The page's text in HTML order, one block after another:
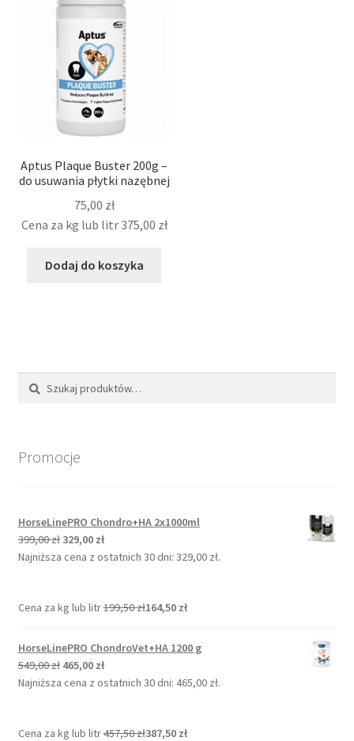
Aptus Plaque Buster 200g –
do usuwania płytki nazębnej
75,00 zł
Cena za kg lub litr375,00 zł
Dodaj do koszyka
Szukaj:
Szukaj
Promocje
HorseLinePRO Chondro+HA 2x1000ml
399,00zł Pierwotna
cena
329,00 złAktualna
cena
Najniższa cena z ostatnich 30 dni: 329,00 zł.
Cena za kg lub litr199,50zł164,50 zł
HorseLinePRO ChondroVet+HA 1200 g
549,00zł Pierwotna
cena
465,00 złAktualna
cena
Najniższa cena z ostatnich 30 dni: 465,00 zł.
Cena za kg lub litr457,50zł387,50 zł